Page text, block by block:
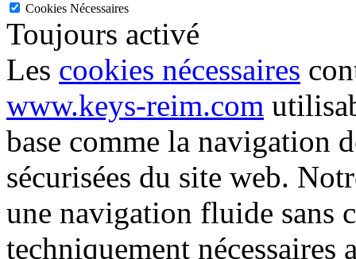
Cookies Nécessaires
Toujours activé
Les cookies nécessaires
www.keys-reim.com
base comme la navigation
sécurisées du site web.
une navigation fluide sans
techniquement